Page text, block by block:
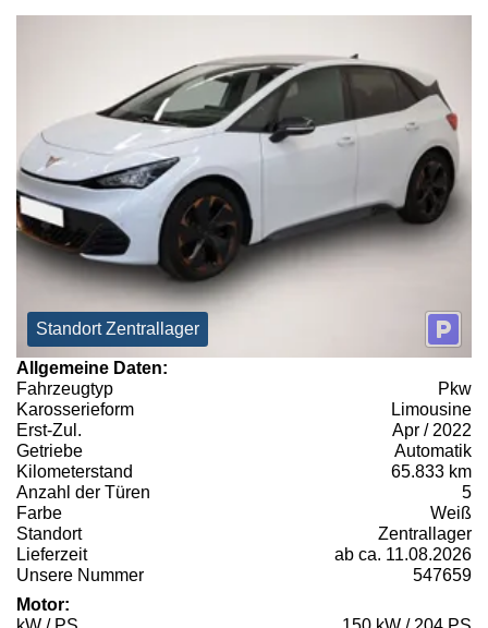
Standort Zentrallager
Allgemeine Daten:
Fahrzeugtyp
Pkw
Karosserieform
Limousine
Erst-Zul.
Apr / 2022
Getriebe
Automatik
Kilometerstand
65.833 km
Anzahl der Türen
5
Farbe
Weiß
Standort
Zentrallager
Lieferzeit
ab ca. 11.08.2026
Unsere Nummer
547659
Motor: